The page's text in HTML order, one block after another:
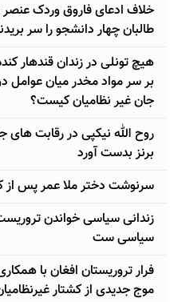
خلاف ادعای فاروق وردک
طالبان چهار دانشجو را سر
هیچ تونلی در زندان قندهار
بر سر مواد مخدر میان عوامل
جان غیر نظامیان کیست؟
روح الله نیکپی در رقابت
برنز بدست آورد
سرنوشت دختر ملا عمر پس از
زندانی سیاسی خواندن
سیاسی ست
فرار تروریستان افغان با
موج جدیدی از کشتار